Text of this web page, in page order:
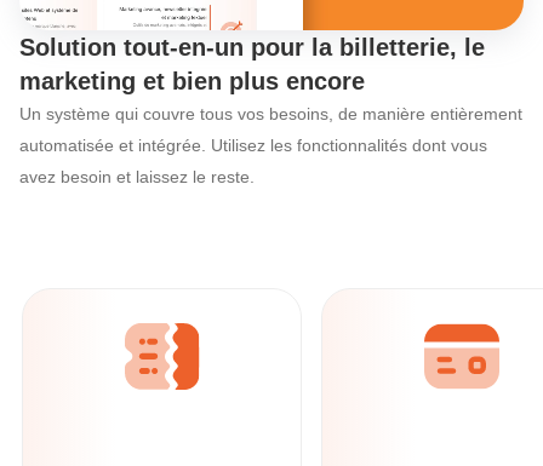
Solution tout-en-un pour la billetterie, le
marketing et bien plus encore
Un système qui couvre tous vos besoins, de manière entièrement
automatisée et intégrée. Utilisez les fonctionnalités dont vous
avez besoin et laissez le reste.
Avec des fonctionnalités
intégrées puissantes
telles que la lecture de
Tous vos